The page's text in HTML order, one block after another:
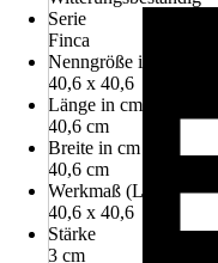
Serie
Finca
Nenngröße in cm
40,6 x 40,6
Länge in cm
40,6 cm
Breite in cm
40,6 cm
Werkmaß (LxB)
40,6 x 40,6
Stärke
3 cm